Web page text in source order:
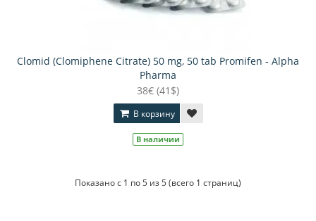
Clomid (Clomiphene Citrate) 50 mg, 50 tab Promifen - Alpha
Pharma
38€ (41$)
В корзину
В наличии
Показано с 1 по 5 из 5 (всего 1 страниц)